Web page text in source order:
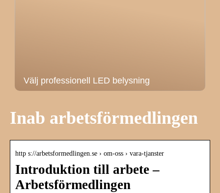
Välj professionell LED belysning
Inab arbetsförmedlingen
http s://arbetsformedlingen.se › om-oss › vara-tjanster
Introduktion till arbete –
Arbetsförmedlingen